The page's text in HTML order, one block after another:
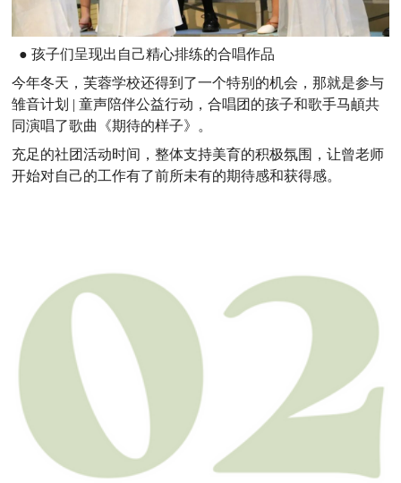
● 孩子们呈现出自己精心排练的合唱作品
今年冬天，芙蓉学校还得到了一个特别的机会，那就是参与
雏音计划 | 童声陪伴公益行动，合唱团的孩子和歌手马頔共
同演唱了歌曲《期待的样子》。
充足的社团活动时间，整体支持美育的积极氛围，让曾老师
开始对自己的工作有了前所未有的期待感和获得感。